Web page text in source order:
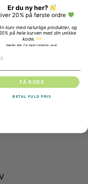
Analyser
Er du ny her?
20% på første ordre
kurv med naturlige produkter, og
på hele kurven med din unikke
kode.
Gælder ikke i forvejen nedsatte varer.
FÅ KODE
BETAL FULD PRIS